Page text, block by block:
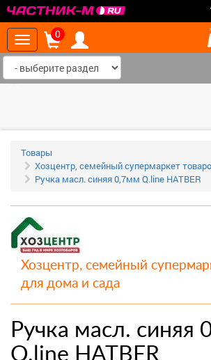
Toggle
navigation
0
Товары
Хозцентр, семейный супермаркет
Ручка масл. синяя 0,7мм Q.line HATBER
Хозцентр, семейный
для дома и сада
Ручка масл. синяя
Q.line HATBER
‹